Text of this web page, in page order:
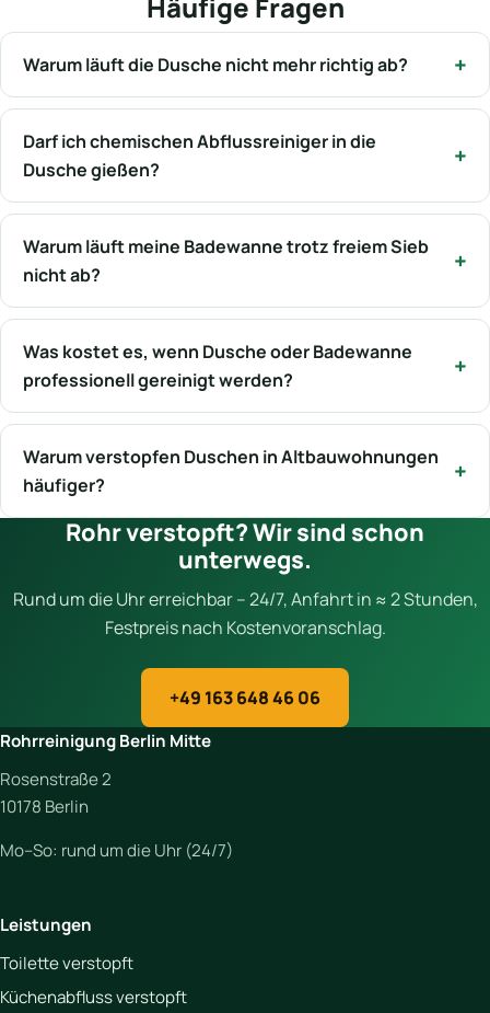
Warum läuft die Dusche nicht mehr richtig ab?
Darf ich chemischen Abflussreiniger in die
Dusche gießen?
Warum läuft meine Badewanne trotz freiem Sieb
nicht ab?
Was kostet es, wenn Dusche oder Badewanne
professionell gereinigt werden?
Warum verstopfen Duschen in Altbauwohnungen
häufiger?
Rohr verstopft? Wir sind schon
unterwegs.
Rund um die Uhr erreichbar – 24/7, Anfahrt in ≈ 2 Stunden,
Festpreis nach Kostenvoranschlag.
+49 163 648 46 06
Rohrreinigung Berlin Mitte
Rosenstraße 2
10178 Berlin
Mo–So: rund um die Uhr (24/7)
Leistungen
Toilette verstopft
Küchenabfluss verstopft